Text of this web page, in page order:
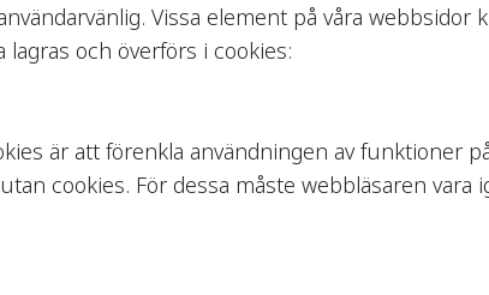
Vissa element på våra
och överförs i cookies:
är att förenkla användningen av funktioner
cookies. För dessa måste webbläsaren vara